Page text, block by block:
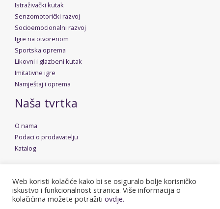
Istraživački kutak
Senzomotorički razvoj
Socioemocionalni razvoj
Igre na otvorenom
Sportska oprema
Likovni i glazbeni kutak
Imitativne igre
Namještaj i oprema
Naša tvrtka
O nama
Podaci o prodavatelju
Katalog
Copyright © 2026 Dudica | Powered by Stolarija Rusan
Web koristi kolačiće kako bi se osiguralo bolje korisničko
iskustvo i funkcionalnost stranica. Više informacija o
kolačićima možete potražiti ovdje.